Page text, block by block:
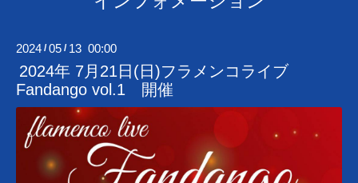
2024 /05 / 13 00:00
2024年 7月21日(日)フラメンコライブ
Fandango vol.1 開催